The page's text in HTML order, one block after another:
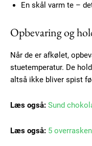
Donec quis est ac
Member full
En skål varm te –
Opbevaring og
Når de er afkølet,
stuetemperatur. De
altså ikke bliver spist
Læs også: Sund
Læs også: 5